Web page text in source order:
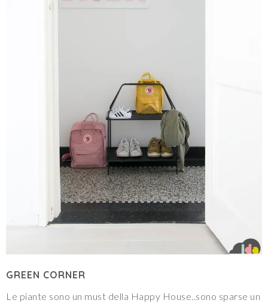
GREEN CORNER
Le piante sono un must della Happy House..sono sparse un